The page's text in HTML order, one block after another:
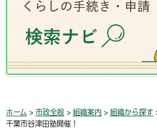
ホーム > 市政全般 > 組織案内 > 組織から探す
千葉市谷津田塾開催！